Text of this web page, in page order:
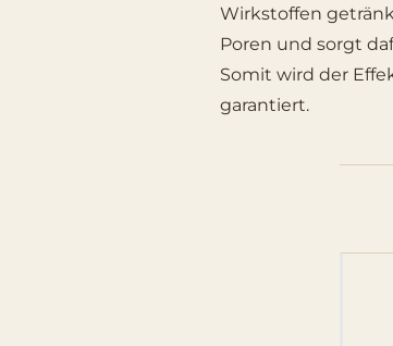
Wirkstoffen
Poren und sorgt
Somit wird der
garantiert.